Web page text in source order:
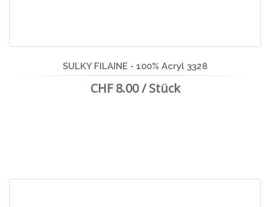
SULKY FILAINE - 100% Acryl 3328
CHF 8.00 / Stück